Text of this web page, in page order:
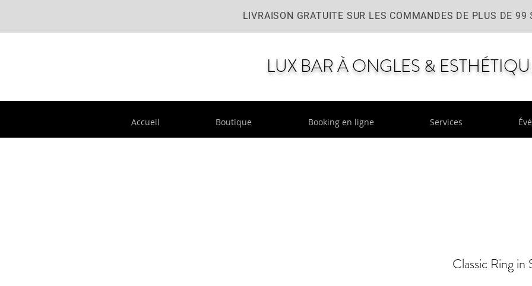
LIVRAISON GRATUITE SUR LES COMMANDES DE PLUS DE 99
LUX BAR À ONGLES &
Accueil Boutique Booking en ligne Services
Classic Ring in